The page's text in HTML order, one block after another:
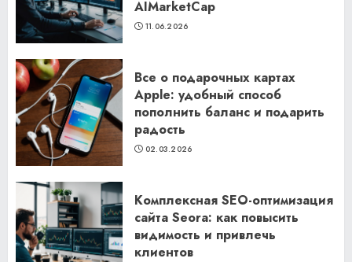
AIMarketCap
11.06.2026
Все о подарочных картах
Apple: удобный способ
пополнить баланс и подарить
радость
02.03.2026
Комплексная SEO-оптимизация
сайта Seora: как повысить
видимость и привлечь
клиентов